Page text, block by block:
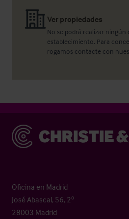
Ver propiedades
No se podrá realizar
establecimiento. Para
rogamos contacte con
Christie & Co
Oficina en Madrid
José Abascal, 56, 2º
28003 Madrid